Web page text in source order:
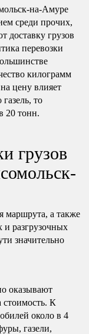
на-Амуре
среди прочих,
доставку грузов
перевозки
килограмм
цену влияет
то
20 тонн.
грузов
маршрута, а также
и разгрузочных
значительно
оказывают
стоимость. К
около в 4
газели,